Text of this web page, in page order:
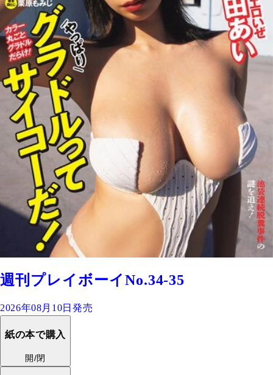
週刊プレイボーイNo.34-35
2026年08月10日発売
紙の本で購入
開/閉